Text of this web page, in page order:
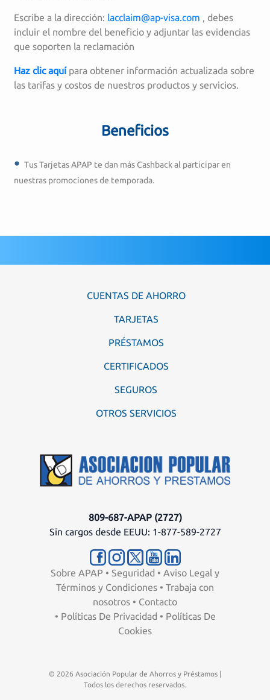
Escribe a la dirección: lacclaim@ap-visa.com , debes
incluir el nombre del beneficio y adjuntar las evidencias
que soporten la reclamación
Haz clic aquípara obtener información actualizada sobre
las tarifas y costos de nuestros productos y servicios.
Beneficios
Tus Tarjetas APAP te dan más Cashback al participar en
nuestras promociones de temporada.
CUENTAS DE AHORRO
TARJETAS
PRÉSTAMOS
CERTIFICADOS
SEGUROS
OTROS SERVICIOS
809-687-APAP (2727)
Sin cargos desde EEUU: 1-877-589-2727
Sobre APAP • Seguridad • Aviso Legal y
Términos y Condiciones • Trabaja con
nosotros • Contacto
• Políticas De Privacidad • Políticas De
Cookies
© 2026 Asociación Popular de Ahorros y Préstamos |
Todos los derechos reservados.